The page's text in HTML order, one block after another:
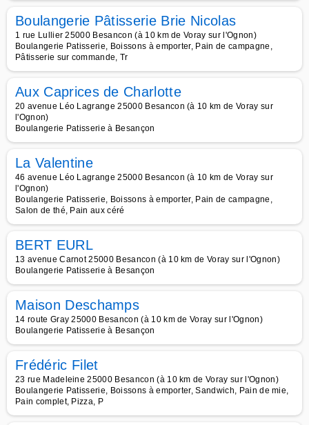
Boulangerie Pâtisserie Brie Nicolas
1 rue Lullier 25000 Besancon (à 10 km de Voray sur l'Ognon)
Boulangerie Patisserie, Boissons à emporter, Pain de campagne,
Pâtisserie sur commande, Tr
Aux Caprices de Charlotte
20 avenue Léo Lagrange 25000 Besancon (à 10 km de Voray sur
l'Ognon)
Boulangerie Patisserie à Besançon
La Valentine
46 avenue Léo Lagrange 25000 Besancon (à 10 km de Voray sur
l'Ognon)
Boulangerie Patisserie, Boissons à emporter, Pain de campagne,
Salon de thé, Pain aux céré
BERT EURL
13 avenue Carnot 25000 Besancon (à 10 km de Voray sur l'Ognon)
Boulangerie Patisserie à Besançon
Maison Deschamps
14 route Gray 25000 Besancon (à 10 km de Voray sur l'Ognon)
Boulangerie Patisserie à Besançon
Frédéric Filet
23 rue Madeleine 25000 Besancon (à 10 km de Voray sur l'Ognon)
Boulangerie Patisserie, Boissons à emporter, Sandwich, Pain de mie,
Pain complet, Pizza, P